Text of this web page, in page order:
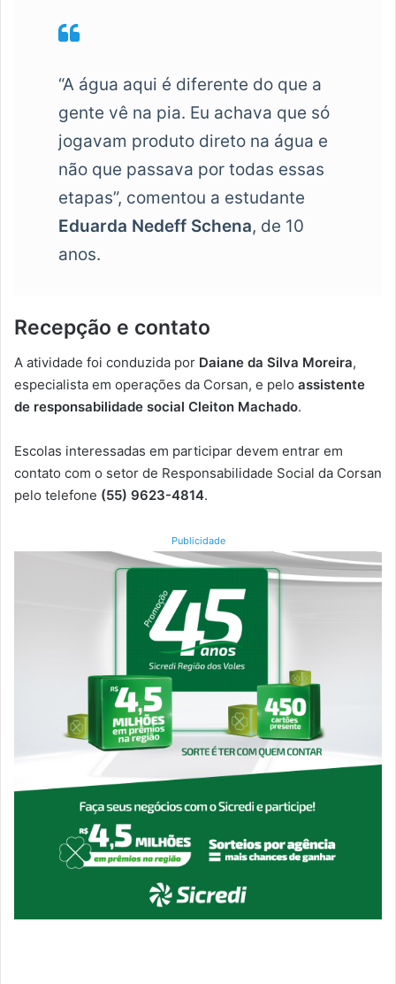
“A água aqui é diferente do que a
gente vê na pia. Eu achava que só
jogavam produto direto na água e
não que passava por todas essas
etapas”, comentou a estudante
Eduarda Nedeff Schena, de 10
anos.
Recepção e contato
A atividade foi conduzida por Daiane da Silva Moreira,
especialista em operações da Corsan, e pelo assistente
de responsabilidade social Cleiton Machado.
Escolas interessadas em participar devem entrar em
contato com o setor de Responsabilidade Social da Corsan
pelo telefone (55) 9623-4814.
Publicidade